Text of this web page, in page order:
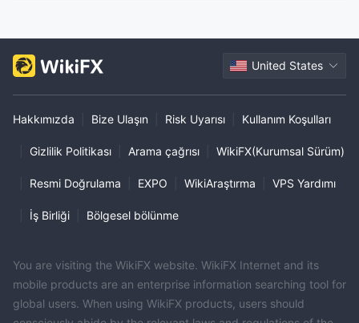
United States
Hakkımızda Bize Ulaşın Risk Uyarısı Kullanım Koşulları
Gizlilik Politikası Arama çağrısı WikiFX(Kurumsal Sürüm)
Resmi Doğrulama EXPO WikiAraştırma VPS Yardımı
İş Birliği Bölgesel bölünme
You are visiting the WikiFX website. WikiFX Internet and its
mobile products are an enterprise information searching tool for
global users. When using WikiFX products, users should